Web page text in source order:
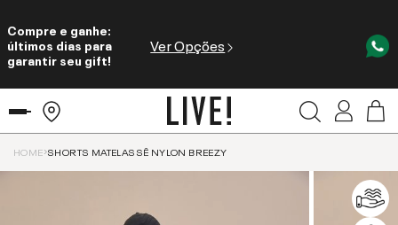
Compre e ganhe:
últimos dias para
garantir seu gift!
Ver Opções
HOME SHORTS MATELASSÊ NYLON BREEZY